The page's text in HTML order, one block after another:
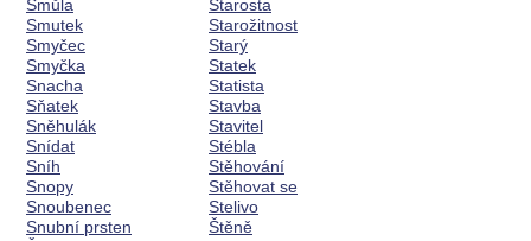
Smůla
Smutek
Smyčec
Smyčka
Snacha
Sňatek
Sněhulák
Snídat
Sníh
Snopy
Snoubenec
Snubní prsten
Starosta
Starožitnost
Starý
Statek
Statista
Stavba
Stavitel
Stébla
Stěhování
Stěhovat se
Stelivo
Štěně